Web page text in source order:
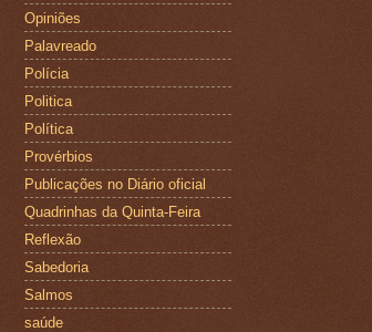
Opiniões
Palavreado
Polícia
Politica
Política
Provérbios
Publicações no Diário oficial
Quadrinhas da Quinta-Feira
Reflexão
Sabedoria
Salmos
saúde